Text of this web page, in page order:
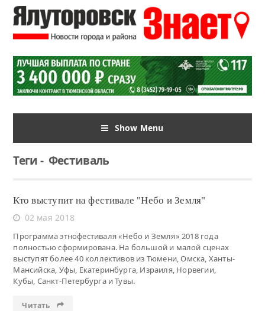
Show Menu
Теги-Фестиваль
Кто выступит на фестивале "Небо и Земля"
02 мая 2018
Программа этнофестиваля «Небо и Земля» 2018 года
полностью сформирована. На большой и малой сценах
выступят более 40 коллективов из Тюмени, Омска, Ханты-
Мансийска, Уфы, Екатеринбурга, Израиля, Норвегии,
Кубы, Санкт-Петербурга и Тувы.
Читать